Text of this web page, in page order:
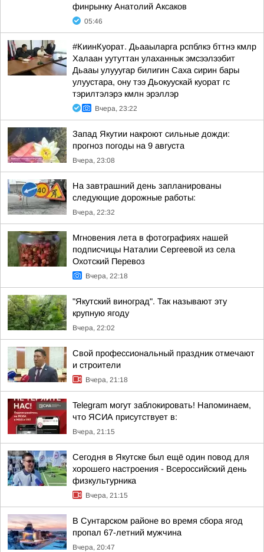
финрынку Анатолий Аксаков
05:46
#КиинКуорат. Дьааыларга рспблкэ бттнэ кмлр
Халаан уутуттан улаханнык эмсээлээбит
Дьааы улууугар билигин Саха сирин бары
улуустара, ону тээ Дьокуускай куорат гс
тэрилтэлэрэ кмлн эрэллэр
Вчера, 23:22
Запад Якутии накроют сильные дожди:
прогноз погоды на 9 августа
Вчера, 23:08
На завтрашний день запланированы
следующие дорожные работы:
Вчера, 22:32
Мгновения лета в фотографиях нашей
подписчицы Наталии Сергеевой из села
Охотский Перевоз
Вчера, 22:18
"Якутский виноград". Так называют эту
крупную ягоду
Вчера, 22:02
Свой профессиональный праздник отмечают
и строители
Вчера, 21:18
Telegram могут заблокировать! Напоминаем,
что ЯСИА присутствует в:
Вчера, 21:15
Сегодня в Якутске был ещё один повод для
хорошего настроения - Всероссийский день
физкультурника
Вчера, 21:15
В Сунтарском районе во время сбора ягод
пропал 67-летний мужчина
Вчера, 20:47